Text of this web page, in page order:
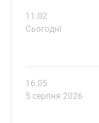
11.02
Сьогодні
16.05
5 серпня 2026